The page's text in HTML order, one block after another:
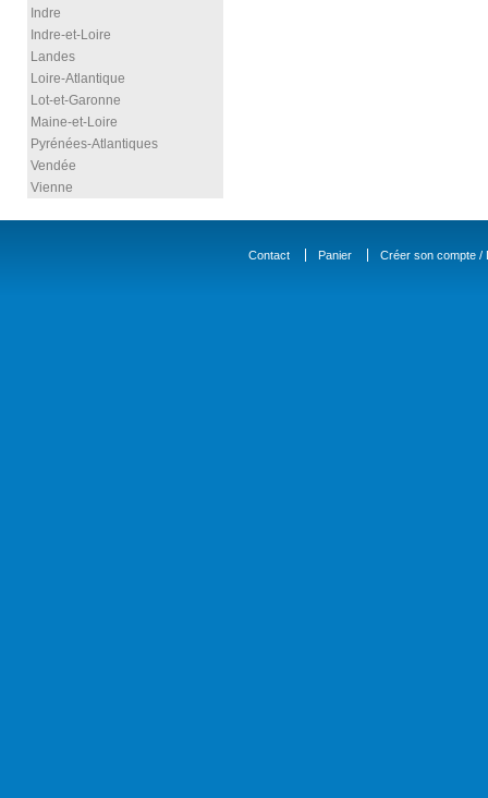
Indre
Indre-et-Loire
Landes
Loire-Atlantique
Lot-et-Garonne
Maine-et-Loire
Pyrénées-Atlantiques
Vendée
Vienne
Contact Panier Créer son compte /